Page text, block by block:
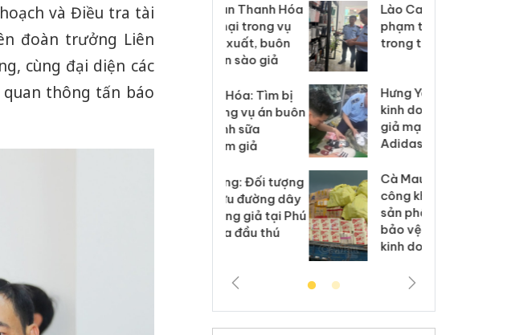
và Điều tra tài
đoàn trưởng Liên
cùng đại diện các
quan thông tấn báo
Công an Thanh Hóa
án sản xuất, buôn
bán yến sào giả
Thanh Hóa: Tìm bị
Moyuum giả
Lào Cai xử lý 83 vụ vi
phạm thương mại
trong tháng 7
Hưng Yên: Xử lý 6 hộ
kinh doanh bán hàng
giả mạo nhãn hiệu
Adidas, Nike
Cà Mau: Tiêu hủy
công khai hàng ngàn
sản phẩm nhập lậu,
bảo vệ môi trường
kinh doanh